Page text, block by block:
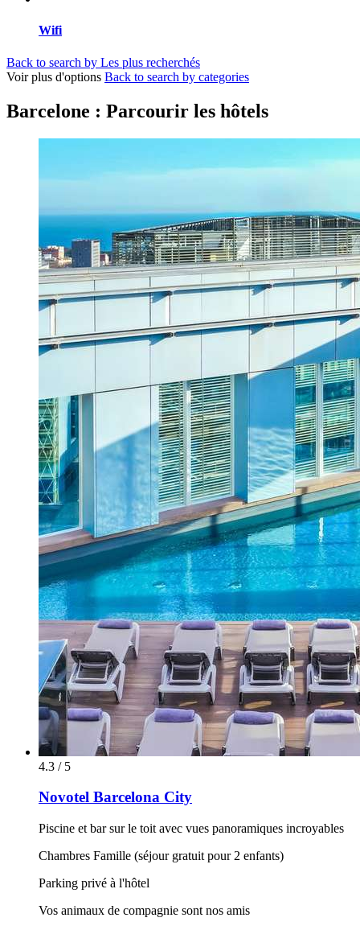
Wifi
Back to search by Les plus recherchés
Voir plus d'options Back to search by categories
Barcelone : Parcourir les hôtels
4.3 / 5
Novotel Barcelona City
Piscine et bar sur le toit avec vues panoramiques incroyables
Chambres Famille (séjour gratuit pour 2 enfants)
Parking privé à l'hôtel
Vos animaux de compagnie sont nos amis